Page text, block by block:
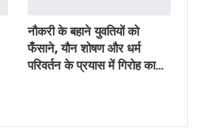
नौकरी के बहाने युवतियों को
फँसाने, यौन शोषण और धर्म
परिवर्तन के प्रयास में गिरोह का…